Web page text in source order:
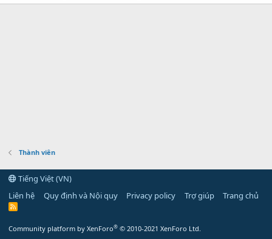
Thành viên
Tiếng Việt (VN)
Liên hệ
Quy định và Nội quy Privacy policy Trợ giúp Trang chủ
R
Community platform by XenForo® © 2010-2021 XenForo Ltd.